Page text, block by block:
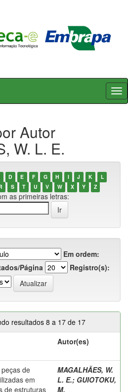
Autor
W. L. E.
D E F G H I J K
L
S T U V W X Y Z
as primeiras letras:
Em ordem:
Página
Registro(s):
resultados 8 a 17 de 17
Autor(es)
de
em
de estruturas
MAGALHÃES, W.
L. E.; GUIOTOKU,
M.